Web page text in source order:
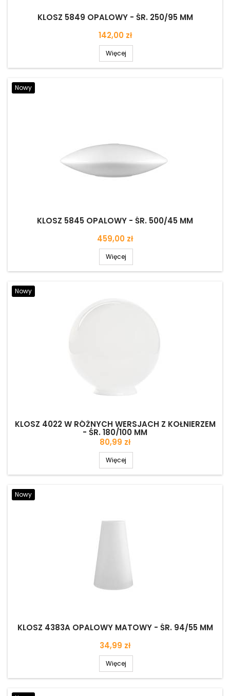
KLOSZ 5849 OPALOWY - ŚR. 250/95 MM
Cena
142,00 zł
Więcej
Nowy
KLOSZ 5845 OPALOWY - ŚR. 500/45 MM
Cena
459,00 zł
Więcej
Nowy
KLOSZ 4022 W RÓŻNYCH WERSJACH Z KOŁNIERZEM
- ŚR. 180/100 MM
Cena
80,99 zł
Więcej
Nowy
KLOSZ 4383A OPALOWY MATOWY - ŚR. 94/55 MM
Cena
34,99 zł
Więcej